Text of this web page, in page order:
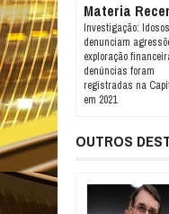
Materia
Investigação: Idosos
denunciam
exploração
denúncias foram
registradas na
em 2021
OUTROS